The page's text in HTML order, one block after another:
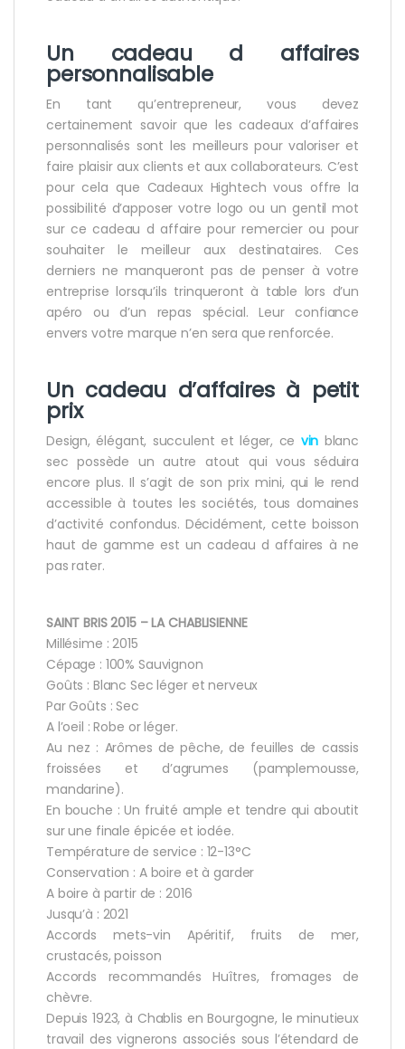
Un cadeau d affaires
personnalisable
En tant qu’entrepreneur, vous devez
certainement savoir que les cadeaux d’affaires
personnalisés sont les meilleurs pour valoriser et
faire plaisir aux clients et aux collaborateurs. C’est
pour cela que Cadeaux Hightech vous offre la
possibilité d’apposer votre logo ou un gentil mot
sur ce cadeau d affaire pour remercier ou pour
souhaiter le meilleur aux destinataires. Ces
derniers ne manqueront pas de penser à votre
entreprise lorsqu’ils trinqueront à table lors d’un
apéro ou d’un repas spécial. Leur confiance
envers votre marque n’en sera que renforcée.
Un cadeau d’affaires à petit
prix
Design, élégant, succulent et léger, ce vin blanc
sec possède un autre atout qui vous séduira
encore plus. Il s’agit de son prix mini, qui le rend
accessible à toutes les sociétés, tous domaines
d’activité confondus. Décidément, cette boisson
haut de gamme est un cadeau d affaires à ne
pas rater.
SAINT BRIS 2015 – LA CHABLISIENNE
Millésime : 2015
Cépage : 100% Sauvignon
Goûts : Blanc Sec léger et nerveux
Par Goûts : Sec
A l’oeil : Robe or léger.
Au nez : Arômes de pêche, de feuilles de cassis
froissées et d’agrumes (pamplemousse,
mandarine).
En bouche : Un fruité ample et tendre qui aboutit
sur une finale épicée et iodée.
Température de service : 12-13°C
Conservation : A boire et à garder
A boire à partir de : 2016
Jusqu’à : 2021
Accords mets-vin Apéritif, fruits de mer,
crustacés, poisson
Accords recommandés Huîtres, fromages de
chèvre.
Depuis 1923, à Chablis en Bourgogne, le minutieux
travail des vignerons associés sous l’étendard de